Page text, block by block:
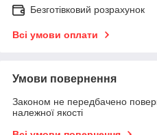
Безготівковий розрахунок
Всі умови оплати
Умови повернення
Законом не передбачено
належної якості